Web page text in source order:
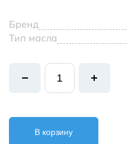
Бренд
Тип масла
В корзину